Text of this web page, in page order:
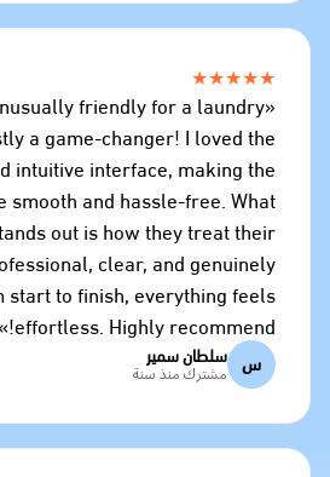
★★★★★
friendly for a laundry
a game-changer! I loved the
intuitive interface, making the
smooth and hassle-free. What
out is how they treat their
clear, and genuinely
start to finish, everything feels
effortless. Highly recommend!»
س سلطان سمير
مشترك منذ سنة